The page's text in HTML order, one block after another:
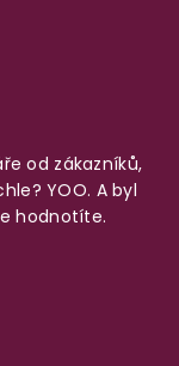
od zákazníků,
YOO. A byl
hodnotíte.